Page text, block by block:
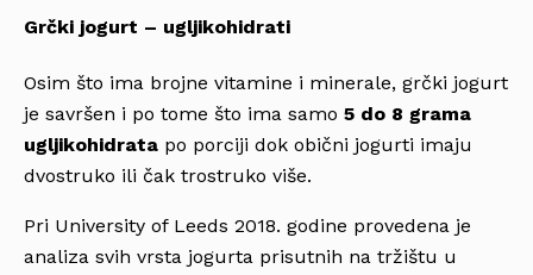
Grčki jogurt – ugljikohidrati
Osim što ima brojne vitamine i minerale, grčki jogurt
je savršen i po tome što ima samo 5 do 8 grama
ugljikohidrata po porciji dok obični jogurti imaju
dvostruko ili čak trostruko više.
Pri University of Leeds 2018. godine provedena je
analiza svih vrsta jogurta prisutnih na tržištu u